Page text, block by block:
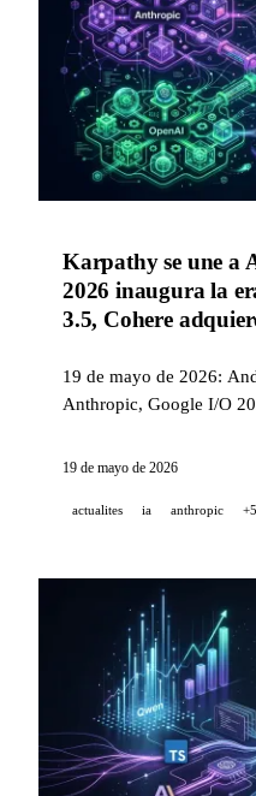
Karpathy se une a
2026 inaugura la
3.5, Cohere
19 de mayo de 2026:
Anthropic, Google I/O
Skills, Cohere adquiere
19 de mayo de 2026
actualites ia anthropic +5